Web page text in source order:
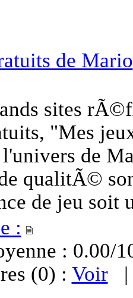
de Mario
sites
"Mes
l'univers de
qualitÃ©
de jeu soit
:
:
(0) : Voir